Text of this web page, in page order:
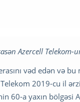
Azercell
vəd edən və
2019-cu il
60-a yaxın